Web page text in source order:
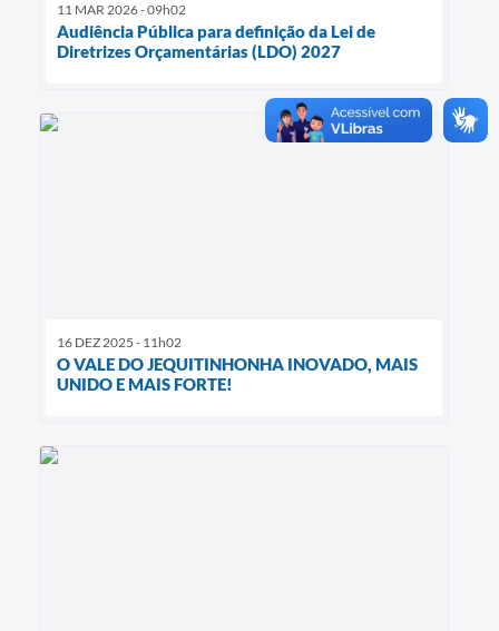
11 MAR 2026 - 09h02
Audiência Pública para definição da Lei de
Diretrizes Orçamentárias (LDO) 2027
16 DEZ 2025 - 11h02
O VALE DO JEQUITINHONHA INOVADO, MAIS
UNIDO E MAIS FORTE!